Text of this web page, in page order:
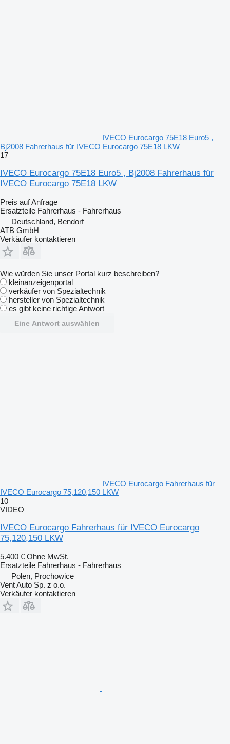
IVECO Eurocargo 75E18 Euro5 ,
Bj2008 Fahrerhaus für IVECO Eurocargo 75E18 LKW
17
IVECO Eurocargo 75E18 Euro5 , Bj2008 Fahrerhaus für
IVECO Eurocargo 75E18 LKW
Preis auf Anfrage
Ersatzteile Fahrerhaus - Fahrerhaus
Deutschland, Bendorf
ATB GmbH
Verkäufer kontaktieren
Wie würden Sie unser Portal kurz beschreiben?
kleinanzeigenportal
verkäufer von Spezialtechnik
hersteller von Spezialtechnik
es gibt keine richtige Antwort
Eine Antwort auswählen
IVECO Eurocargo Fahrerhaus für
IVECO Eurocargo 75,120,150 LKW
10
VIDEO
IVECO Eurocargo Fahrerhaus für IVECO Eurocargo
75,120,150 LKW
5.400 € Ohne MwSt.
Ersatzteile Fahrerhaus - Fahrerhaus
Polen, Prochowice
Vent Auto Sp. z o.o.
Verkäufer kontaktieren